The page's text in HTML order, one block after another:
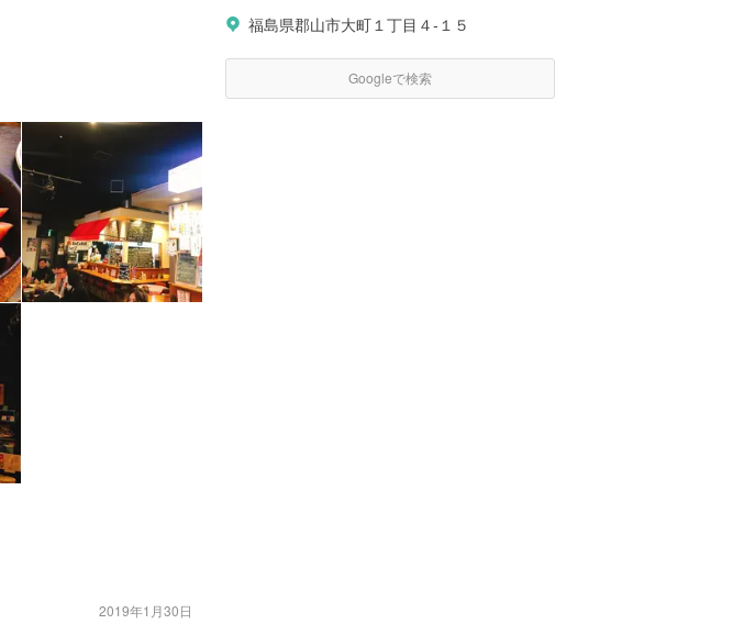
2019年1月30日
福島県郡山市大町１丁目４-１５
Googleで検索